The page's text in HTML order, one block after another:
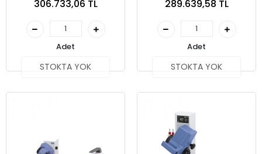
306.733,06 TL
Adet
STOKTA YOK
289.639,58 TL
Adet
STOKTA YOK